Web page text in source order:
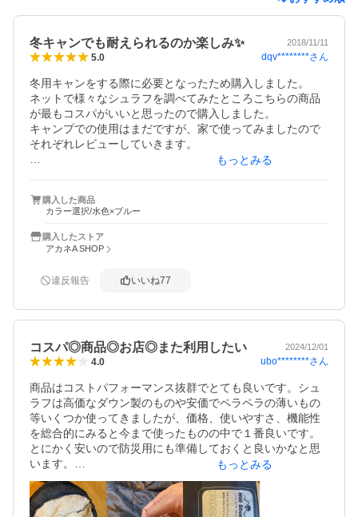
冬キャンでも耐えられるのか楽しみ✨ 2018/11/11
5.0 dqv********さん
冬用キャンをする際に必要となったため購入しました。
ネットで様々なシュラフを調べてみたところこちらの商品
が最もコスパがいいと思ったので購入しました。
キャンプでの使用はまだですが、家で使ってみましたので
それぞれレビューしていきます。
Amazon、ヤフーショッピングでシュラフを調べていました
が、その中でも冬でも使えそうなのでは自分の調べたとこ
ろでは1番安いと思います。(夏用なら1000程のものがあり
ました。)
2.デザイン
自分用と友人用で自分のは前者です。
でしたが、六角形の模様が薄く入っていて、少しかっこよ
さがありました。
3.機能性
最初に述べた通り屋外での使用はまだですが、室内で使用
してみたら、案外暖かかったです。
ただ、値段的にも屋外では厚着しないと少し寒いでしょ
う。
自分は湯たんぽを使用するつもりです。
として使えそうであり、少し暑い時に足だけ開けて使用す
るのもいいと思います。
もっとみる
購入した商品
カラー選択/水色×ブルー
購入したストア
アカネA SHOP
違反報告 いいね77
コスパ◎商品◎お店◎また利用したい 2024/12/01
4.0 ubo********さん
商品はコストパフォーマンス抜群でとても良いです。シュ
ラフは高価なダウン製のものや安価でペラペラの薄いもの
等いくつか使ってきましたが、価格、使いやすさ、機能性
を総合的にみると今まで使ったものの中で１番良いです。
とにかく安いので防災用にも準備しておくと良いかなと思
います。
それよりも何よりも、とにかくお店の対応がとても丁寧
で、ネット購入にも関わらず暖かさを感じました。土日が
もっとみる